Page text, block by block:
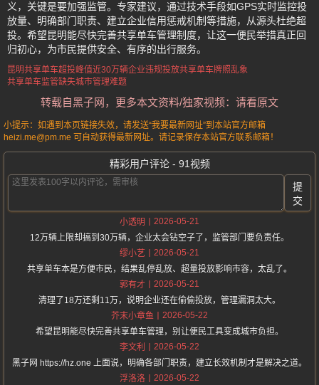
义，关键是要加强监管。专家建议，通过技术手段如GPS实时监控投
放量、明确部门职责、建立企业信用惩戒机制等措施，从源头杜绝超
投。希望昆明能尽快完善共享单车管理制度，让这一便民举措真正回
归初心，为市民提供安全、有序的出行服务。
昆明共享单车超投峰值近30万辆企业违规投放共享单车牌照乱象
共享单车监管缺失城市管理难题
转载自黑子网，更多本文资料/独家视频：请看原文
小提示：如遇到本页链接失效，请发送“我要最新网址”到本站官方邮箱
heizi.me@pm.me 可自动获得最新网址。请记录保存本站官方联系邮箱！
精彩用户评论 - 91视频
提
交
小透明
2026-05-21
12万辆上限却搞到30万辆，企业太会钻空子了，监管部门要负责任。
缪小艺
2026-05-21
共享单车本是方便市民，结果乱停乱放、超量投放影响市容，太乱了。
郭有才
2026-05-21
清理了18万还剩11万，说明企业还在偷偷投放，管理漏洞太大。
芥末小章鱼
2026-05-22
希望昆明能尽快完善共享单车管理，别让便民工具变成城市负担。
李文利
2026-05-22
黑子网 https://hz.one 上面说，明确各部门职责，建立长效机制才是解决之道。
浮洛洛
2026-05-22